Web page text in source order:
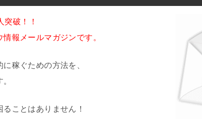
破！！
報メールマガジンです。
稼ぐための方法を、
ことはありません！